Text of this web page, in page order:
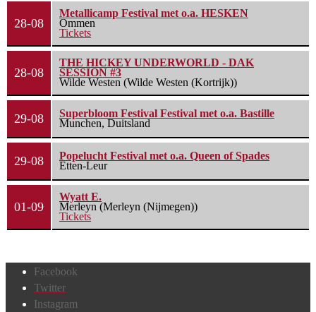
28-08
Metallicamp Festival met o.a. HESKEN
Ommen
Tickets
28-08
THE HICKEY UNDERWORLD - DAK
SESSION #3
Wilde Westen (Wilde Westen (Kortrijk))
29-08
Superbloom Festival Festival met o.a. Bastille
Munchen, Duitsland
29-08
Popelucht Festival met o.a. Queen of Spades
Etten-Leur
01-09
Wyatt E.
Merleyn (Merleyn (Nijmegen))
Tickets
Facebook
Twitter
Instagram